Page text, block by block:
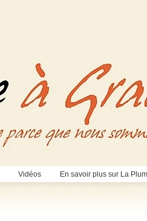
Vidéos En savoir plus sur La